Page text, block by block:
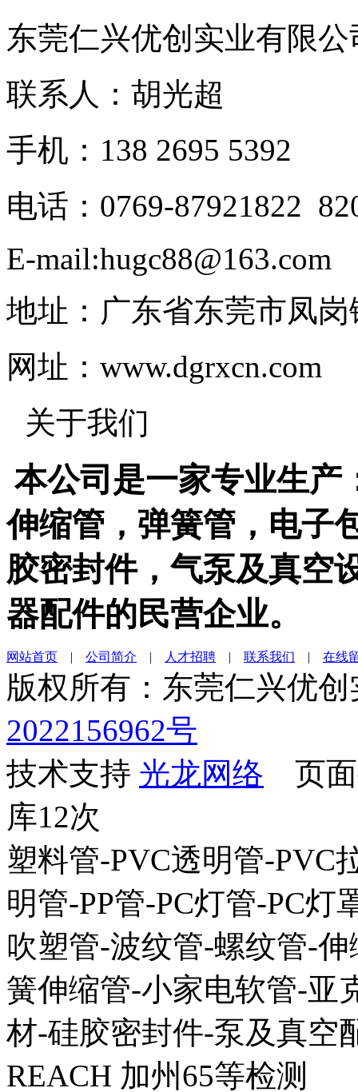
东莞仁兴优创实业有限公
联系人：胡光超
手机：138 2695 5392
电话：0769-87921822
E-mail:hugc88@163.com
地址：广东省东莞市凤
网址：www.dgrxcn.com
关于我们
本公司 是一家专业生产
伸缩管，弹簧管，电子
胶密封件，气泵及真空
器配件的民营企业。
网站首页 | 公司简介 | 人才招聘 | 联系我们 | 在线
版权所有：东莞仁兴优
2022156962号
技术支持 光龙网络 页面
库12次
塑料管-PVC透明管-PVC
明管-PP管-PC灯管-PC灯
吹塑管-波纹管-螺纹管-
簧伸缩管-小家电软管-亚
材-硅胶密封件-泵及真空
REACH 加州65等检测